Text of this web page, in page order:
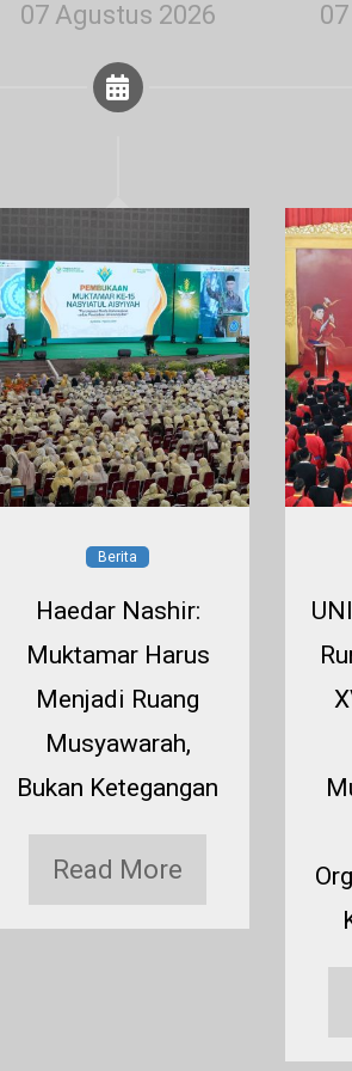
07 Agustus 2026
Berita
Haedar Nashir:
Muktamar Harus
Menjadi Ruang
Musyawarah,
Bukan Ketegangan
Read More